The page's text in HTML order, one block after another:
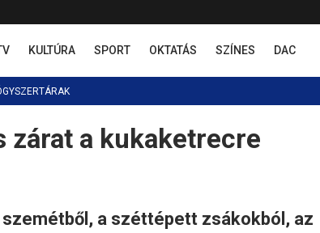
KULTÚRA SPORT OKTATÁS SZÍNES DAC
zárat a kukaketrecre
a széttépett zsákokból, az